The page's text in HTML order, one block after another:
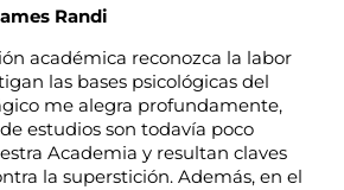
Randi
académica reconozca la labor
las bases psicológicas del
me alegra profundamente,
estudios son todavía poco
Academia y resultan claves
la superstición. Además, en el